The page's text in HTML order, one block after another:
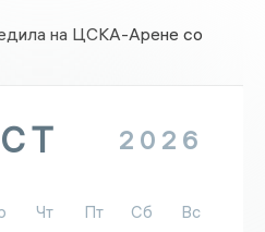
на ЦСКА-Арене со
2026
Чт Пт Сб
Вс